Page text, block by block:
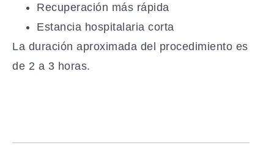
Recuperación más rápida
Estancia hospitalaria corta
La duración aproximada del procedimiento es
de 2 a 3 horas.